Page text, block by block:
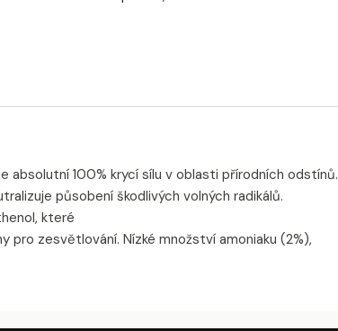
100% krycí sílu v oblasti přírodních odstínů.
působení škodlivých volných radikálů.
které
zesvětlování. Nízké množství amoniaku (2%),